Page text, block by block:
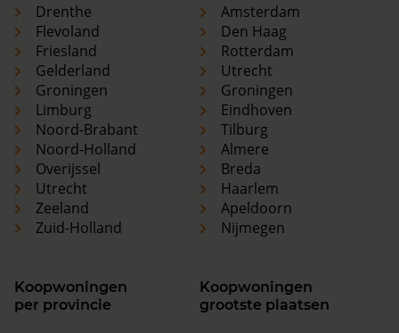
Drenthe
Flevoland
Friesland
Gelderland
Groningen
Limburg
Noord-Brabant
Noord-Holland
Overijssel
Utrecht
Zeeland
Zuid-Holland
Amsterdam
Den Haag
Rotterdam
Utrecht
Groningen
Eindhoven
Tilburg
Almere
Breda
Haarlem
Apeldoorn
Nijmegen
Koopwoningen
per provincie
Koopwoningen
grootste plaatsen